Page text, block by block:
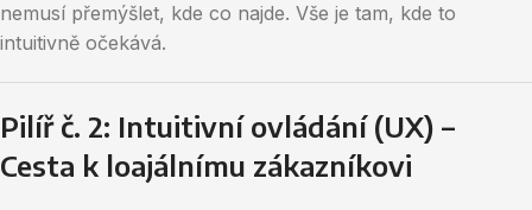
nemusí přemýšlet, kde co najde. Vše je tam, kde to
intuitivně očekává.
Pilíř č. 2: Intuitivní ovládání (UX) –
Cesta k loajálnímu zákazníkovi